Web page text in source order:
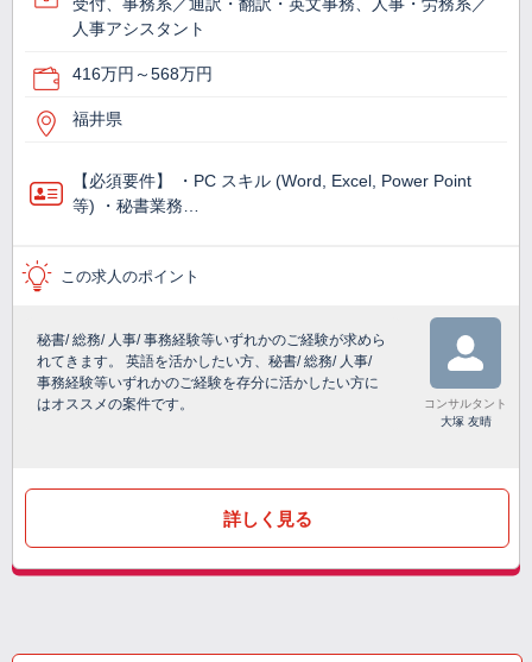
受付、事務系／通訳・翻訳・英文事務、人事・労務系／
人事アシスタント
416万円～568万円
福井県
【必須要件】 ・PC スキル (Word, Excel, Power Point
等) ・秘書業務…
この求人のポイント
秘書/ 総務/ 人事/ 事務経験等いずれかのご経験が求めら
れてきます。 英語を活かしたい方、秘書/ 総務/ 人事/
事務経験等いずれかのご経験を存分に活かしたい方に
はオススメの案件です。
コンサルタント
大塚 友晴
詳しく見る